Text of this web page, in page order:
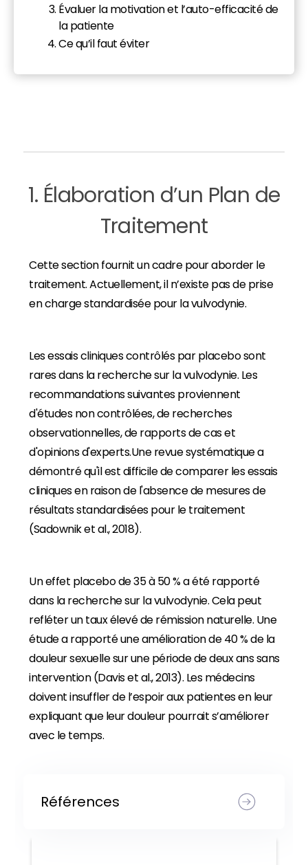
Évaluer la motivation et l’auto-efficacité de
la patiente
Ce qu’il faut éviter
1. Élaboration d’un Plan de
Traitement
Cette section fournit un cadre pour aborder le
traitement. Actuellement, il n’existe pas de prise
en charge standardisée pour la vulvodynie.
Les essais cliniques contrôlés par placebo sont
rares dans la recherche sur la vulvodynie. Les
recommandations suivantes proviennent
d'études non contrôlées, de recherches
observationnelles, de rapports de cas et
d'opinions d'experts.Une revue systématique a
démontré qu'il est difficile de comparer les essais
cliniques en raison de l'absence de mesures de
résultats standardisées pour le traitement
(Sadownik et al., 2018).
Un effet placebo de 35 à 50 % a été rapporté
dans la recherche sur la vulvodynie. Cela peut
refléter un taux élevé de rémission naturelle. Une
étude a rapporté une amélioration de 40 % de la
douleur sexuelle sur une période de deux ans sans
intervention (Davis et al., 2013). Les médecins
doivent insuffler de l’espoir aux patientes en leur
expliquant que leur douleur pourrait s’améliorer
avec le temps.
Références